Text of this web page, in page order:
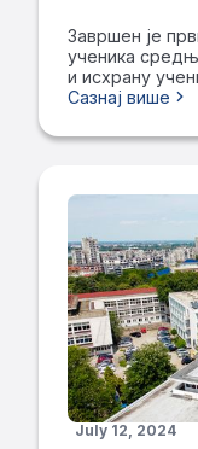
Завршен је
ученика
и исхрану
годину.
ученица који
средњих
на линковима:
коначна листа
Дома на улазу
Сазнај више
July 12, 2024